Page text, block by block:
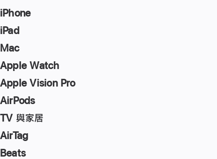
iPhone
iPad
Mac
Apple Watch
Apple Vision Pro
AirPods
TV 與家居
AirTag
Beats